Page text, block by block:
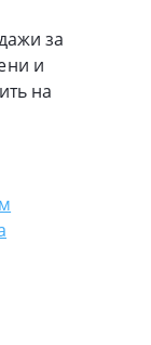
за
и
на